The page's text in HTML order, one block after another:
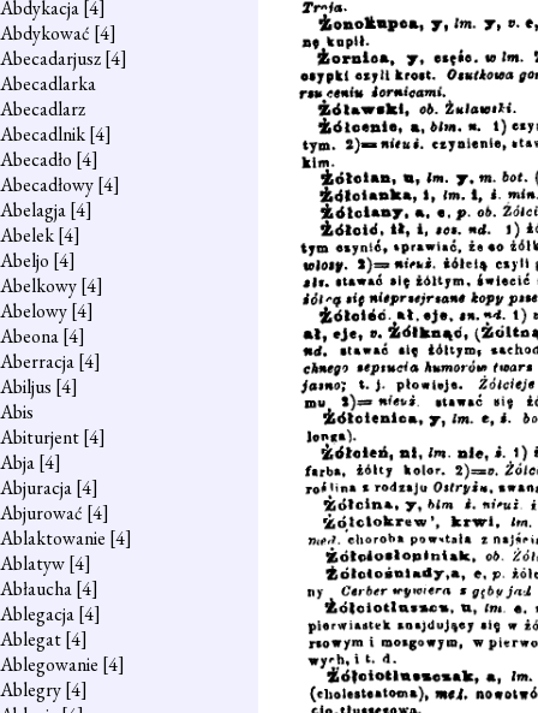
Abdykacja[4]
Abdykować [4]
Abecadarjusz[4]
Abecadlarka
Abecadlarz
Abecadlnik[4]
Abecadło [4]
Abecadłowy[4]
Abelagja[4]
Abelek[4]
Abeljo [4]
Abelkowy[4]
Abelowy[4]
Abeona[4]
Aberracja[4]
Abiljus [4]
Abis
Abiturjent[4]
Abja[4]
Abjuracja[4]
Abjurować [4]
Ablaktowanie [4]
Ablatyw[4]
Abłaucha[4]
Ablegacja[4]
Ablegat[4]
Ablegowanie [4]
Ablegry[4]